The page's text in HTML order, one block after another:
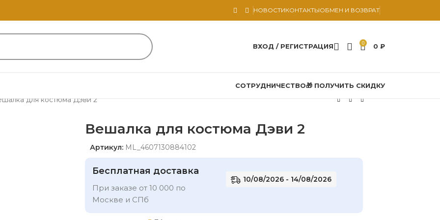
НОВОСТИКОНТАКТЫОБМЕН И ВОЗВРАТ
ВХОД / РЕГИСТРАЦИЯ 0 0 ₽
СОТРУДНИЧЕСТВО🎁 ПОЛУЧИТЬ СКИДКУ
для костюма Дэви 2
Вешалка для костюма Дэви 2
Артикул: ML_4607130884102
Бесплатная доставка
При заказе от 10 000 по
Москве и СПб
10/08/2026 - 14/08/2026